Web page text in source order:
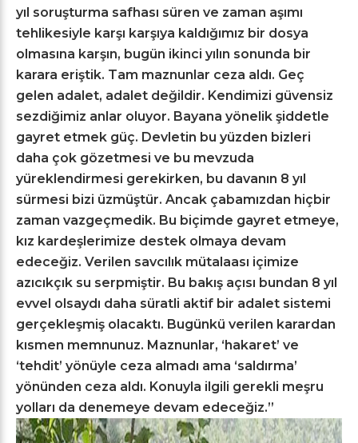
yıl soruşturma safhası süren ve zaman aşımı
tehlikesiyle karşı karşıya kaldığımız bir dosya
olmasına karşın, bugün ikinci yılın sonunda bir
karara eriştik. Tam maznunlar ceza aldı. Geç
gelen adalet, adalet değildir. Kendimizi güvensiz
sezdiğimiz anlar oluyor. Bayana yönelik şiddetle
gayret etmek güç. Devletin bu yüzden bizleri
daha çok gözetmesi ve bu mevzuda
yüreklendirmesi gerekirken, bu davanın 8 yıl
sürmesi bizi üzmüştür. Ancak çabamızdan hiçbir
zaman vazgeçmedik. Bu biçimde gayret etmeye,
kız kardeşlerimize destek olmaya devam
edeceğiz. Verilen savcılık mütalaası içimize
azıcıkçık su serpmiştir. Bu bakış açısı bundan 8 yıl
evvel olsaydı daha süratli aktif bir adalet sistemi
gerçekleşmiş olacaktı. Bugünkü verilen karardan
kısmen memnunuz. Maznunlar, ‘hakaret’ ve
‘tehdit’ yönüyle ceza almadı ama ‘saldırma’
yönünden ceza aldı. Konuyla ilgili gerekli meşru
yolları da denemeye devam edeceğiz.”